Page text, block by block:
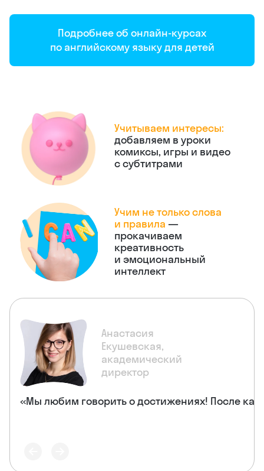
Подробнее об онлайн-курсах
по английскому языку для детей
Учитываем интересы:
добавляем в уроки
комиксы, игры и видео
с субтитрами
Учим не только слова
и правила —
прокачиваем
креативность
и эмоциональный
интеллект
Анастасия
Екушевская,
академический
директор
«Мы любим говорить о достижениях! После